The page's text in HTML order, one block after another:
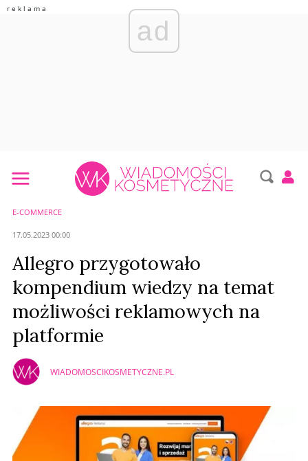
ad
E-COMMERCE
17.05.2023 00:00
Allegro przygotowało
kompendium wiedzy na temat
możliwości reklamowych na
platformie
WIADOMOSCIKOSMETYCZNE.PL